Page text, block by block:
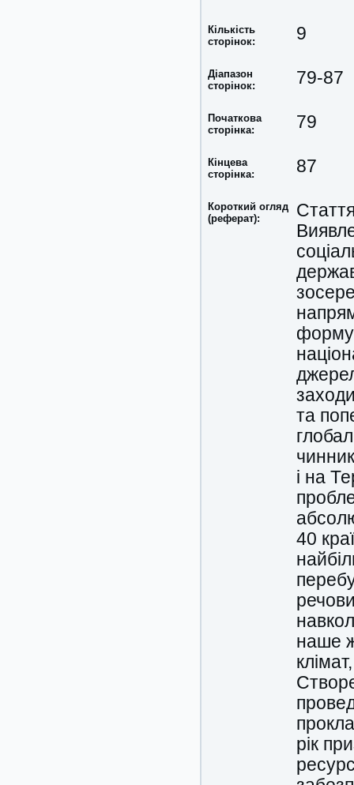
Кількість
сторінок:
9
Діапазон
сторінок:
79-87
Початкова
сторінка:
79
Кінцева
сторінка:
87
Короткий огляд
(реферат):
та
і на
40
наше
рік